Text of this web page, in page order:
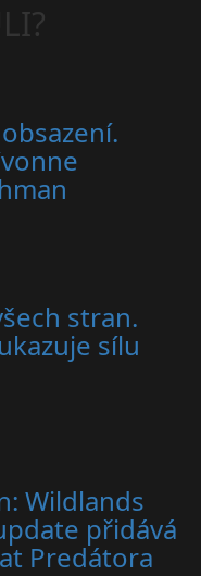
stran.
sílu
Wildlands
přidává
Predátora